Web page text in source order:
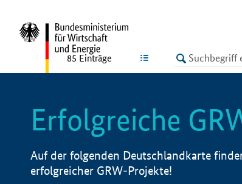
LISTE
85 Einträge
Erfolgreiche
Auf der folgenden Deutschlandkarte
erfolgreicher GRW-Projekte!